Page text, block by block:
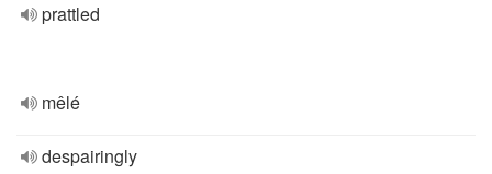
prattled
mêlé
despairingly